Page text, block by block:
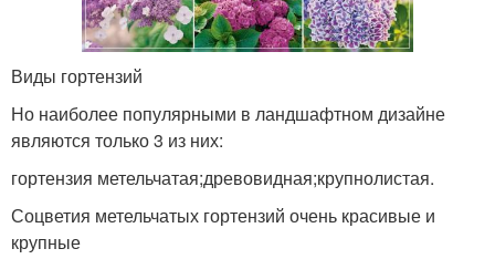
Виды гортензий
Но наиболее популярными в ландшафтном дизайне
являются только 3 из них:
гортензия метельчатая;древовидная;крупнолистая.
Соцветия метельчатых гортензий очень красивые и
крупные